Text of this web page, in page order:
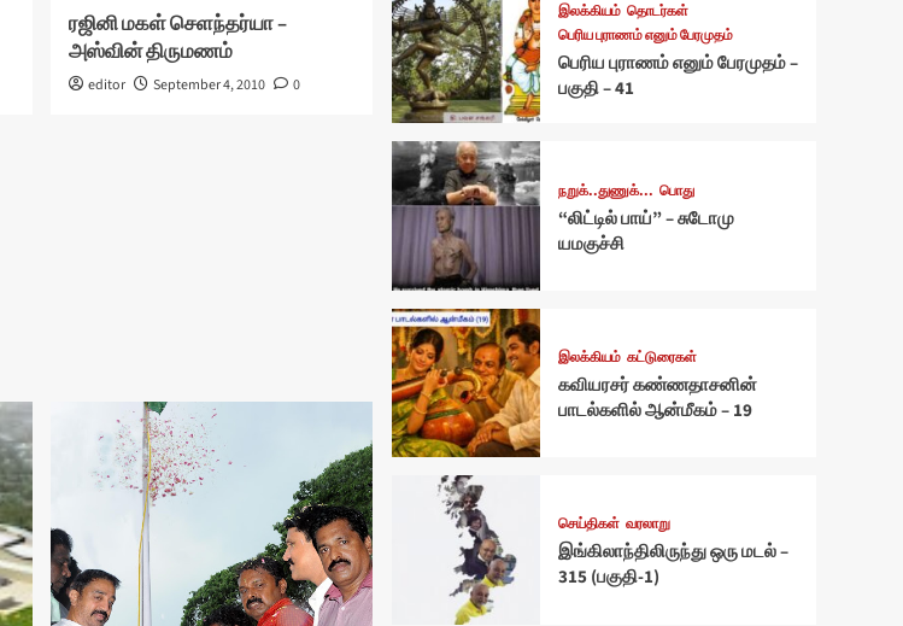
ரஜினி மகள் செளந்தர்யா –
அஸ்வின் திருமணம்
editor September 4, 2010 0
இலக்கியம் தொடர்கள்
பெரிய புராணம் எனும் பேரமுதம்
பெரிய புராணம் எனும் பேரமுதம் –
பகுதி – 41
நறுக்..துணுக்... பொது
“லிட்டில் பாய்” – சுடோமு
யமகுச்சி
இலக்கியம் கட்டுரைகள்
கவியரசர் கண்ணதாசனின்
பாடல்களில் ஆன்மீகம் – 19
செய்திகள் வரலாறு
இங்கிலாந்திலிருந்து ஒரு மடல் –
315 (பகுதி-1)